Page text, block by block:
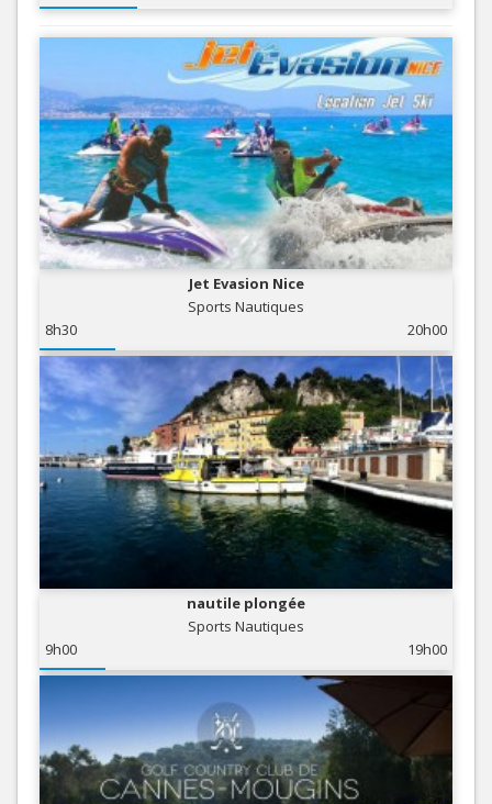
Jet Evasion Nice
Sports Nautiques
8h30
20h00
nautile plongée
Sports Nautiques
9h00
19h00